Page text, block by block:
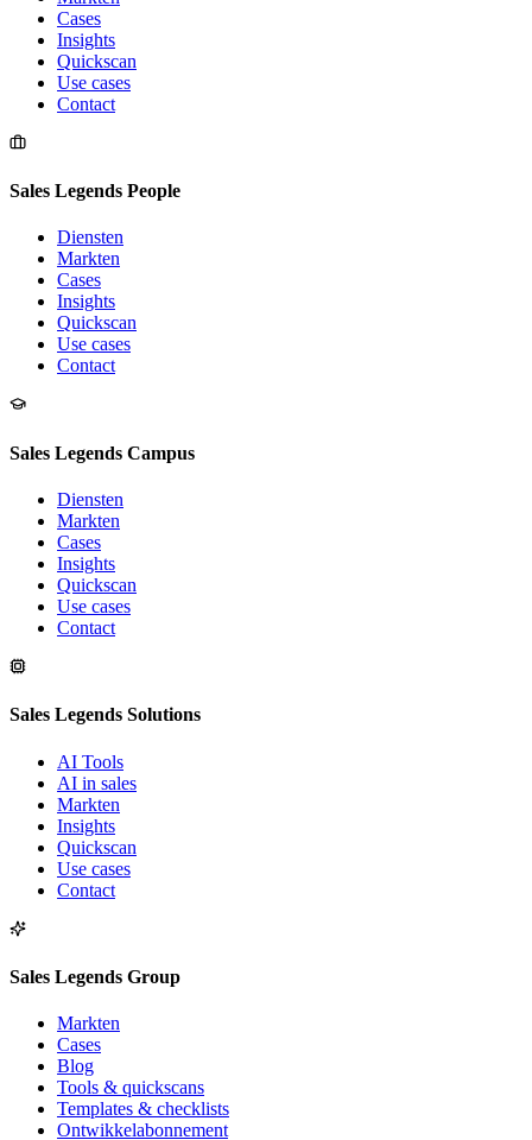
Cases
Insights
Quickscan
Use cases
Contact
Sales Legends People
Diensten
Markten
Cases
Insights
Quickscan
Use cases
Contact
Sales Legends Campus
Diensten
Markten
Cases
Insights
Quickscan
Use cases
Contact
Sales Legends Solutions
AI Tools
AI in sales
Markten
Insights
Quickscan
Use cases
Contact
Sales Legends Group
Markten
Cases
Blog
Tools & quickscans
Templates & checklists
Ontwikkelabonnement